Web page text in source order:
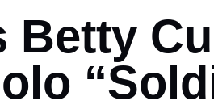
Betty